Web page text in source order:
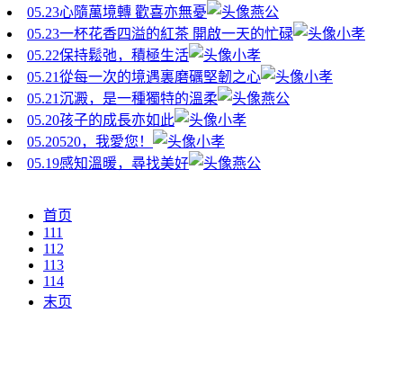
05.23心隨萬境轉 歡喜亦無憂
燕公
05.23一杯花香四溢的紅茶 開啟一天的忙碌
小孝
05.22保持鬆弛，積極生活
小孝
05.21從每一次的境遇裏磨礪堅韌之心
小孝
05.21沉澱，是一種獨特的溫柔
燕公
05.20孩子的成長亦如此
小孝
05.20520，我愛您！
小孝
05.19感知溫暖，尋找美好 燕公
首页
111
112
113
114
末页